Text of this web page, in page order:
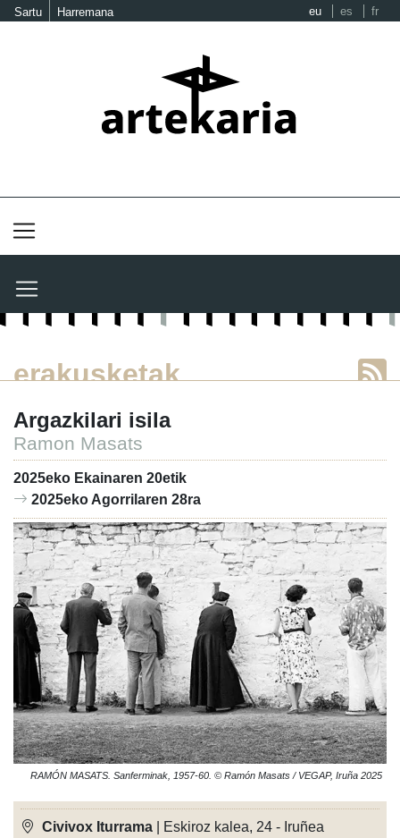
Sartu Harremana eu es fr
erakusketak
Argazkilari isila
Ramon Masats
2025eko Ekainaren 20etik
2025eko Agorrilaren 28ra
RAMÓN MASATS. Sanferminak, 1957-60. © Ramón Masats / VEGAP, Iruña 2025
Civivox Iturrama | Eskiroz kalea, 24 - Iruñea